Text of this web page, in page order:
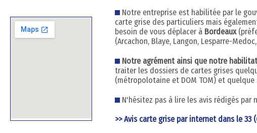
Notre entreprise est habilitée par le
carte grise des particuliers mais
besoin de vous déplacer à Bordeaux
(Arcachon, Blaye, Langon, Lesparre-
Notre agrément ainsi que notre
traiter les dossiers de cartes grises
(métropolotaine et DOM TOM) et
N'hésitez pas à lire les avis rédigés par
>> Avis carte grise par internet dans le 33